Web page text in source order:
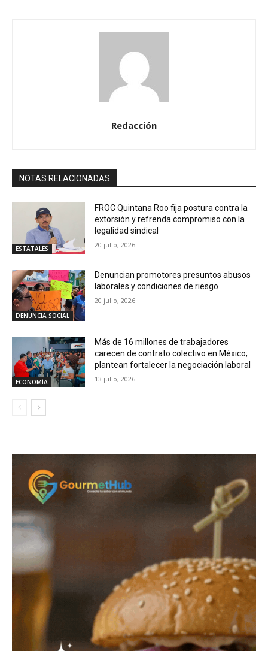
Redacción
NOTAS RELACIONADAS
ESTATALES
FROC Quintana Roo fija postura contra la
extorsión y refrenda compromiso con la
legalidad sindical
20 julio, 2026
DENUNCIA SOCIAL
Denuncian promotores presuntos abusos
laborales y condiciones de riesgo
20 julio, 2026
ECONOMÍA
Más de 16 millones de trabajadores
carecen de contrato colectivo en México;
plantean fortalecer la negociación laboral
13 julio, 2026